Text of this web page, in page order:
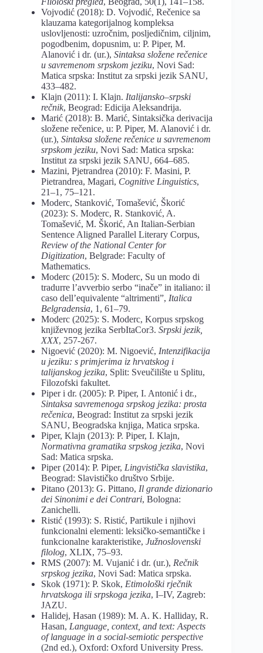
Vojvodić (2018): D. Vojvodić, Rečenice sa
klauzama kategorijalnog kompleksa
uslovljenosti: uzročnim, posljedičnim, ciljnim,
pogodbenim, dopusnim, u: P. Piper, M.
Alanović i dr. (ur.), Sintaksa složene rečenice
u savremenom srpskom jeziku, Novi Sad:
Matica srpska: Institut za srpski jezik SANU,
433–482.
Klajn (2011): I. Klajn. Italijansko–srpski
rečnik, Beograd: Edicija Aleksandrija.
Marić (2018): B. Marić, Sintaksička derivacija
složene rečenice, u: P. Piper, M. Alanović i dr.
(ur.), Sintaksa složene rečenice u savremenom
srpskom jeziku, Novi Sad: Matica srpska:
Institut za srpski jezik SANU, 664–685.
Mazini, Pjetrandrea (2010): F. Masini, P.
Pietrandrea, Magari, Cognitive Linguistics,
21–1, 75–121.
Moderc, Stanković, Tomašević, Škorić
(2023): S. Moderc, R. Stanković, A.
Tomašević, M. Škorić, An Italian-Serbian
Sentence Aligned Parallel Literary Corpus,
Review of the National Center for
Digitization, Belgrade: Faculty of
Mathematics.
Moderc (2015): S. Moderc, Su un modo di
tradurre l’avverbio serbo “inače” in italiano: il
caso dell’equivalente “altrimenti”, Italica
Belgradensia, 1, 61–79.
Moderc (2025): S. Moderc, Korpus srpskog
književnog jezika SerbItaCor3. Srpski jezik,
XXX, 257-267.
Nigoević (2020): M. Nigoević, Intenzifikacija
u jeziku: s primjerima iz hrvatskog i
talijanskog jezika, Split: Sveučilište u Splitu,
Filozofski fakultet.
Piper i dr. (2005): P. Piper, I. Antonić i dr.,
Sintaksa savremenoga srpskog jezika: prosta
rečenica, Beograd: Institut za srpski jezik
SANU, Beogradska knjiga, Matica srpska.
Piper, Klajn (2013): P. Piper, I. Klajn,
Normativna gramatika srpskog jezika, Novi
Sad: Matica srpska.
Piper (2014): P. Piper, Lingvistička slavistika,
Beograd: Slavističko društvo Srbije.
Pitano (2013): G. Pittano, Il grande dizionario
dei Sinonimi e dei Contrari, Bologna:
Zanichelli.
Ristić (1993): S. Ristić, Partikule i njihovi
funkcionalni elementi: leksičko-semantičke i
funkcionalne karakteristike, Južnoslovenski
filolog, XLIX, 75–93.
RMS (2007): M. Vujanić i dr. (ur.), Rečnik
srpskog jezika, Novi Sad: Matica srpska.
Skok (1971): P. Skok, Etimološki rječnik
hrvatskoga ili srpskoga jezika, I‒IV, Zagreb:
JAZU.
Halidej, Hasan (1989): M. A. K. Halliday, R.
Hasan, Language, context, and text: Aspects
of language in a social-semiotic perspective
(2nd ed.), Oxford: Oxford University Press.